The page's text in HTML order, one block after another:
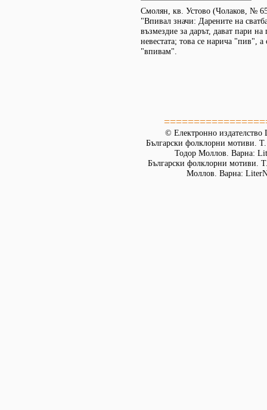
Смолян, кв. Устово (Чолаков, №
"Впивал значи: Дарените на
възмездие за дарът, дават пари на
невестата; това се нарича "пив", а
"впивам".
© Електронно издателство
Български фолклорни мотиви.
Тодор Моллов. Варна:
Български фолклорни мотиви.
Моллов. Варна: